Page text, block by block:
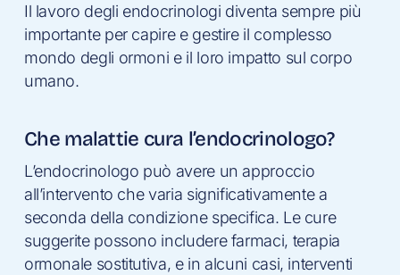
Il lavoro degli endocrinologi diventa sempre più
importante per capire e gestire il complesso
mondo degli ormoni e il loro impatto sul corpo
umano.
Che malattie cura l’endocrinologo?
L’endocrinologo può avere un approccio
all’intervento che varia significativamente a
seconda della condizione specifica. Le cure
suggerite possono includere farmaci, terapia
ormonale sostitutiva, e in alcuni casi, interventi